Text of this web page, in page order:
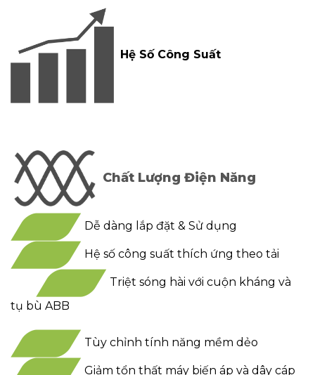
Hệ Số Công Suất
Chất Lượng Điện Năng
Dễ dàng lắp đặt & Sử dụng
Hệ số công suất thích ứng theo tải
Triệt sóng hài với cuộn kháng và
tụ bù ABB
Tùy chỉnh tính năng mềm dẻo
Giảm tổn thất máy biến áp và dây cáp